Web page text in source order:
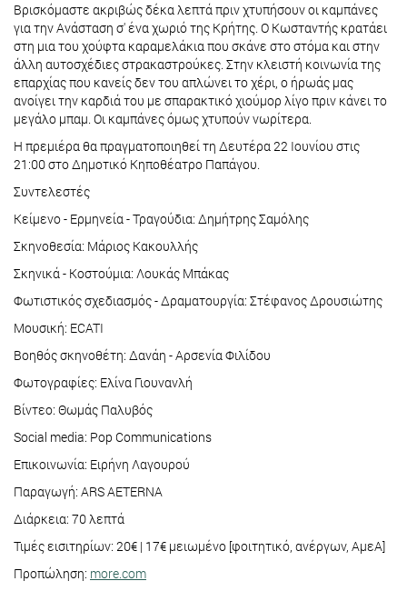
Βρισκόμαστε ακριβώς δέκα λεπτά πριν χτυπήσουν οι καμπάνες
για την Ανάσταση σ' ένα χωριό της Κρήτης. Ο Κωσταντής κρατάει
στη μια του χούφτα καραμελάκια που σκάνε στο στόμα και στην
άλλη αυτοσχέδιες στρακαστρούκες. Στην κλειστή κοινωνία της
επαρχίας που κανείς δεν του απλώνει το χέρι, ο ήρωάς μας
ανοίγει την καρδιά του με σπαρακτικό χιούμορ λίγο πριν κάνει το
μεγάλο μπαμ. Οι καμπάνες όμως χτυπούν νωρίτερα.
Η πρεμιέρα θα πραγματοποιηθεί τη Δευτέρα 22 Ιουνίου στις
21:00 στο Δημοτικό Κηποθέατρο Παπάγου.
Συντελεστές
Κείμενο - Ερμηνεία - Τραγούδια: Δημήτρης Σαμόλης
Σκηνοθεσία: Μάριος Κακουλλής
Σκηνικά - Κοστούμια: Λουκάς Μπάκας
Φωτιστικός σχεδιασμός - Δραματουργία: Στέφανος Δρουσιώτης
Μουσική: ECATI
Βοηθός σκηνοθέτη: Δανάη - Αρσενία Φιλίδου
Φωτογραφίες: Ελίνα Γιουνανλή
Βίντεο: Θωμάς Παλυβός
Social media: Pop Communications
Επικοινωνία: Ειρήνη Λαγουρού
Παραγωγή: ARS AETERNA
Διάρκεια: 70 λεπτά
Τιμές εισιτηρίων: 20€ | 17€ μειωμένο [φοιτητικό, ανέργων, ΑμεΑ]
Προπώληση: more.com